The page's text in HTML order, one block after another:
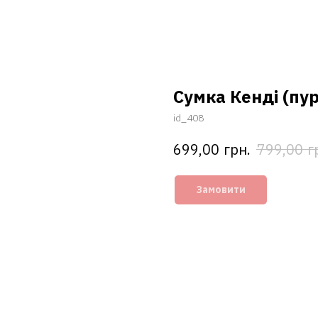
Cумка Кенді
id_408
699,00 грн. 799,00
Замовити